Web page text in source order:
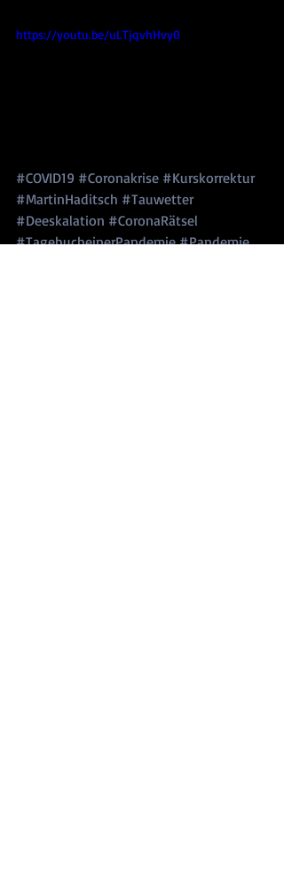
https://youtu.be/uLTjqvhHvy0
#COVID19 #Coronakrise #Kurskorrektur
#MartinHaditsch #Tauwetter
#Deeskalation #CoronaRätsel
#TagebucheinerPandemie #Pandemie